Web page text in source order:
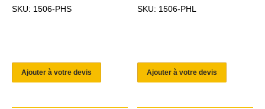
SKU: 1506-PHS
Ajouter à votre devis
SKU: 1506-PHL
Ajouter à votre devis